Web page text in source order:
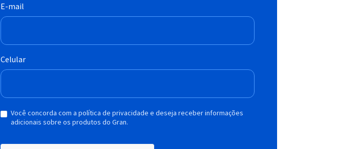
E-mail
Celular
Você concorda com a política de privacidade e deseja receber informações
adicionais sobre os produtos do Gran.